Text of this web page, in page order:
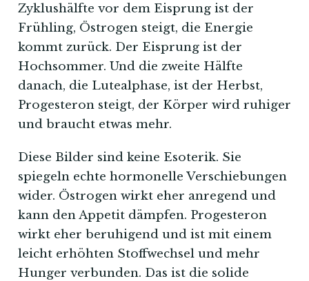
Zyklushälfte vor dem Eisprung ist der
Frühling, Östrogen steigt, die Energie
kommt zurück. Der Eisprung ist der
Hochsommer. Und die zweite Hälfte
danach, die Lutealphase, ist der Herbst,
Progesteron steigt, der Körper wird ruhiger
und braucht etwas mehr.
Diese Bilder sind keine Esoterik. Sie
spiegeln echte hormonelle Verschiebungen
wider. Östrogen wirkt eher anregend und
kann den Appetit dämpfen. Progesteron
wirkt eher beruhigend und ist mit einem
leicht erhöhten Stoffwechsel und mehr
Hunger verbunden. Das ist die solide